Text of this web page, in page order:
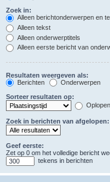
Zoek in:
Alleen berichtonderwerpen en
Alleen tekst
Alleen onderwerptitels
Alleen eerste bericht van
Resultaten weergeven als:
Berichten
Onderwerpen
Sorteer resultaten op:
Zoek in berichten van afgelopen:
Geef eerste:
Zet op 0 om het volledige bericht
tekens in berichten